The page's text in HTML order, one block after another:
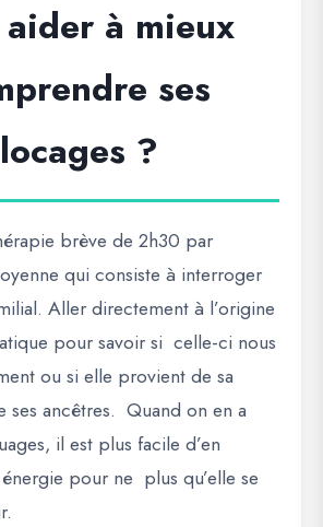
à mieux
ses
?
brève de 2h30 par
qui consiste à interroger
Aller directement à l’origine
pour savoir si celle-ci nous
ou si elle provient de sa
ses ancêtres. Quand on en a
il est plus facile d’en
pour ne plus qu’elle se